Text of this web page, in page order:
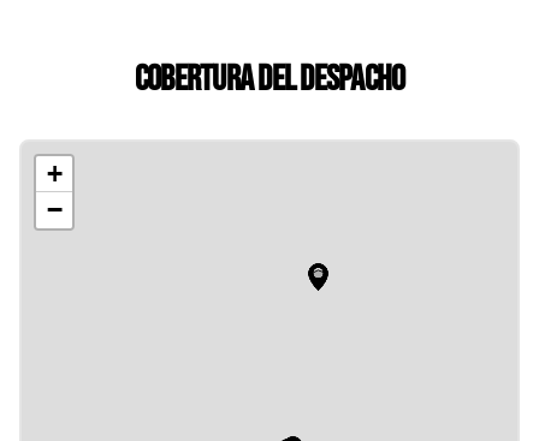
Cobertura del despacho
+
−